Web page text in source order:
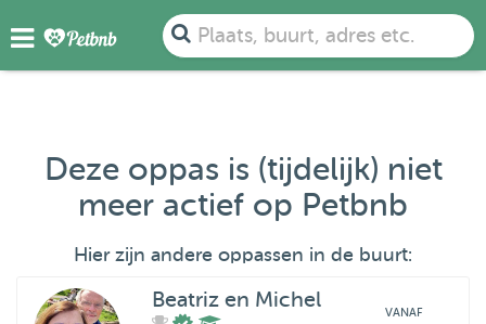
Plaats, buurt, adres etc.
Deze oppas is (tijdelijk) niet
meer actief op Petbnb
Hier zijn andere oppassen in de buurt:
Beatriz en Michel
VANAF